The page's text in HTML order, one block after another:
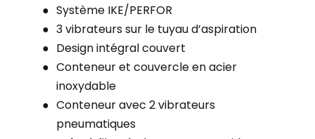
Système IKE/PERFOR
3 vibrateurs sur le tuyau d’aspiration
Design intégral couvert
Conteneur et couvercle en acier
inoxydable
Conteneur avec 2 vibrateurs
pneumatiques